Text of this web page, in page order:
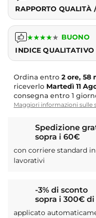
RAPPORTO QUALITÀ
★★★★★ BUONO
INDICE QUALITATIVO
Ordina entro 2 ore, 58
riceverlo Martedì 11
consegna entro 1
Maggiori informazioni sulle
Spedizione
sopra i 60€
con corriere standard
lavorativi
-3% di sconto
sopra i 300€ di
applicato